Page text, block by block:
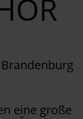
eine große